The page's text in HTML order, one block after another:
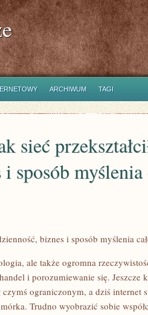
ARCHIWUM TAGI
sieć
sposób myślenia
biznes i sposób myślenia
ale także ogromna
i porozumiewanie się. Jeszcze
ograniczonym, a dziś internet
Trudno wyobrazić sobie